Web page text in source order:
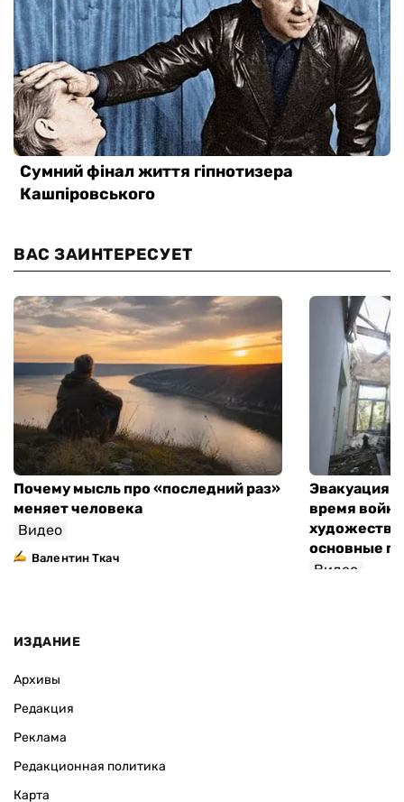
ВАС ЗАИНТЕРЕСУЕТ
Почему мысль про «последний раз»
меняет человека
Видео
Валентин Ткач
Эвакуация
время
основные
Видео
ИЗДАНИЕ
Архивы
Редакция
Реклама
Редакционная политика
Карта